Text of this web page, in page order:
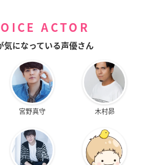
ACTOR
気になっている声優さん
宮野真守 木村昴